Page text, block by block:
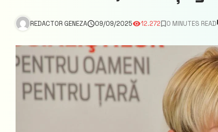
REDACTOR GENEZA 09/09/2025 12.272 0 MINUTES READ